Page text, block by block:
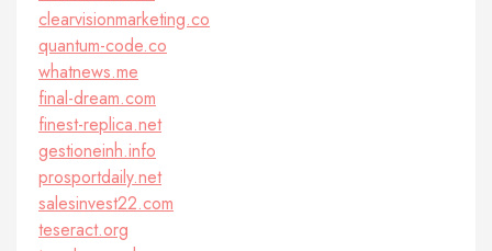
clearvisionmarketing.co
quantum-code.co
whatnews.me
final-dream.com
finest-replica.net
gestioneinh.info
prosportdaily.net
salesinvest22.com
teseract.org